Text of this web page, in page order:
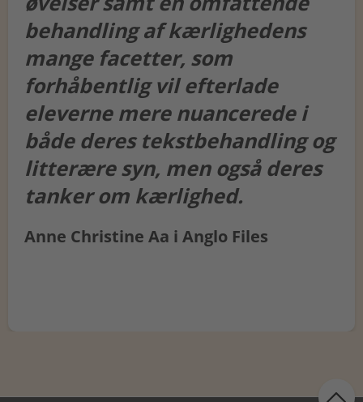
behandling af kærlighedens
mange facetter, som
forhåbentlig vil efterlade
eleverne mere nuancerede i
både deres tekstbehandling og
litterære syn, men også deres
tanker om kærlighed.
Anne Christine Aa i Anglo Files